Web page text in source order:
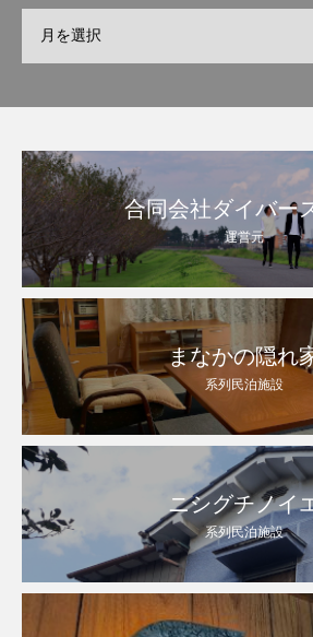
合同会社ダイバー
運営元
まなかの隠れ
系列民泊施設
ニシグチノイ
系列民泊施設